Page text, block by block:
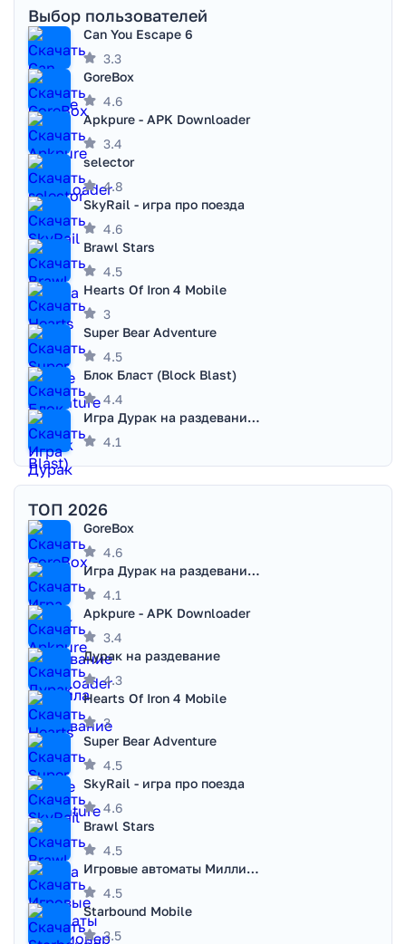
Выбор пользователей
Can You Escape 6
3.3
GoreBox
4.6
Apkpure - APK Downloader
3.4
selector
4.8
SkyRail - игра про поезда
4.6
Brawl Stars
4.5
Hearts Of Iron 4 Mobile
3
Super Bear Adventure
4.5
Блок Бласт (Block Blast)
4.4
Игра Дурак на раздевание - Правила игры
4.1
ТОП 2026
GoreBox
4.6
Игра Дурак на раздевание - Правила игры
4.1
Apkpure - APK Downloader
3.4
Дурак на раздевание
4.3
Hearts Of Iron 4 Mobile
3
Super Bear Adventure
4.5
SkyRail - игра про поезда
4.6
Brawl Stars
4.5
Игровые автоматы Миллионер
4.5
Starbound Mobile
3.5